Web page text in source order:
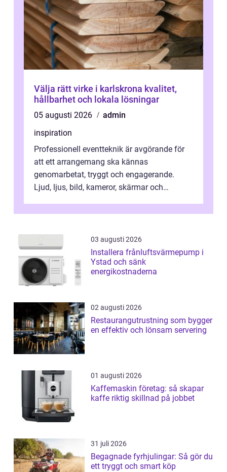
Välja rätt virke i karlskrona kvalitet,
hållbarhet och lokala lösningar
05 augusti 2026
admin
inspiration
Professionell eventteknik är avgörande för
att ett arrangemang ska kännas
genomarbetat, tryggt och engagerande.
Ljud, ljus, bild, kameror, skärmar och
03 augusti 2026
Installera frånluftsvärmepump i
Ystad och sänk
energikostnaderna
02 augusti 2026
Restaurangutrustning som bygger
en effektiv och lönsam servering
01 augusti 2026
Kaffemaskin företag: så skapar
kaffe riktig skillnad på jobbet
31 juli 2026
Begagnade fyrhjulingar: Så gör du
ett tryggt och smart köp